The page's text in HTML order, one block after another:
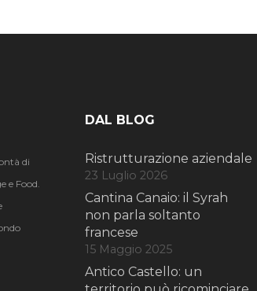
di
e Food.
DAL BLOG
Ristrutturazione aziendale
23 Luglio 2026
Cantina Canaio: il Syrah
non parla soltanto
francese
15 Maggio 2025
Antico Castello: un